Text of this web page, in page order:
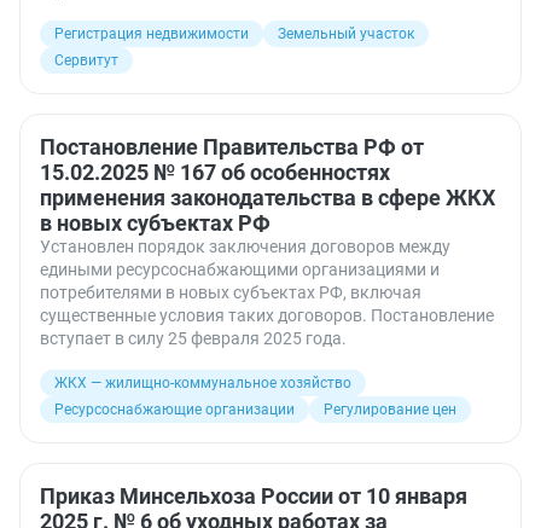
Регистрация недвижимости
Земельный участок
Сервитут
Постановление Правительства РФ от
15.02.2025 № 167 об особенностях
применения законодательства в сфере ЖКХ
в новых субъектах РФ
Установлен порядок заключения договоров между
едиными ресурсоснабжающими организациями и
потребителями в новых субъектах РФ, включая
существенные условия таких договоров. Постановление
вступает в силу 25 февраля 2025 года.
ЖКХ — жилищно-коммунальное хозяйство
Ресурсоснабжающие организации
Регулирование цен
Приказ Минсельхоза России от 10 января
2025 г. № 6 об уходных работах за